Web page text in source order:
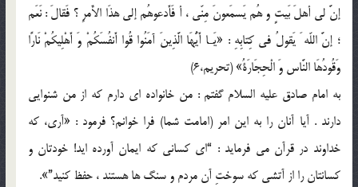
إنَّ لي أهلَ بَيتٍ و هُم يَسمَعونَ مِنّي ، أ فَأَدعوهُم إلى هذَا الأَمرِ ؟ فَقالَ : نَعَم
؛ إنَّ اللّه َ يَقولُ في كِتابِهِ : «يَـا أَيُّهَا الَّذِينَ آمَنُوا قُوا أَنفُسَكُمْ وَ أَهْلِيكُمْ نَارًا
وَقُودُهَا النَّاس وَ الْحِجَارَةُ» (تحریم،6)
به امام صادق عليه السلام گفتم : من خانواده اى دارم كه از من شنوايى
دارند . آيا آنان را به اين امر (امامت شما) فرا خوانم؟ فرمود : «آرى، كه
خداوند در قرآن مى فرمايد : “اى كسانى كه ايمان آورده ايد! خودتان و
كسانتان را از آتشى كه سوختِ آن مردم و سنگ ها هستند ، حفظ كنيد”».